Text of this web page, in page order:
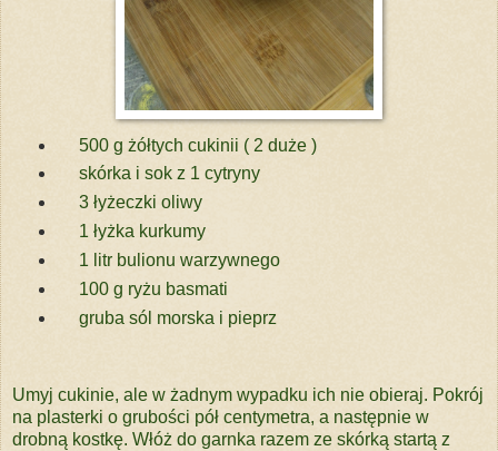
500 g żółtych cukinii ( 2 duże )
skórka i sok z 1 cytryny
3 łyżeczki oliwy
1 łyżka kurkumy
1 litr bulionu warzywnego
100 g ryżu basmati
gruba sól morska i pieprz
Umyj cukinie, ale w żadnym wypadku ich nie obieraj. Pokrój
na plasterki o grubości pół centymetra, a następnie w
drobną kostkę. Włóż do garnka razem ze skórką startą z